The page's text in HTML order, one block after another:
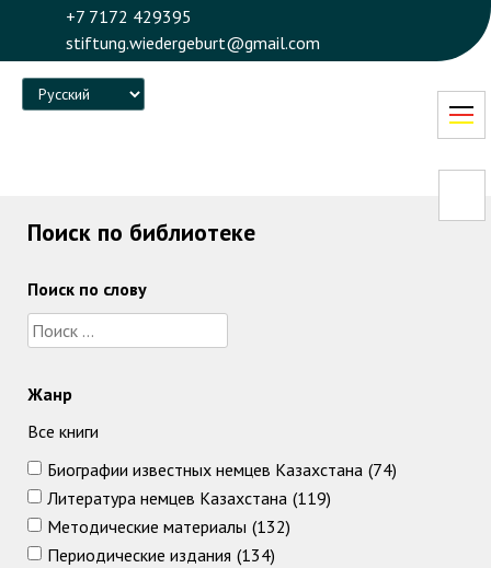
+7 7172 429395
stiftung.wiedergeburt@gmail.com
Language
Поиск по библиотеке
Поиск по слову
Жанр
Все книги
Биографии известных немцев Казахстана (74)
Литература немцев Казахстана (119)
Методические материалы (132)
Периодические издания (134)